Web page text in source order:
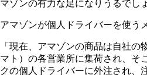
マゾンの有力な足になりうるでし
アマゾンが個人ドライバーを使う
「現在、アマゾンの商品は自社の
マト）の各営業所に集荷され、そ
クの個人ドライバーに外注され、